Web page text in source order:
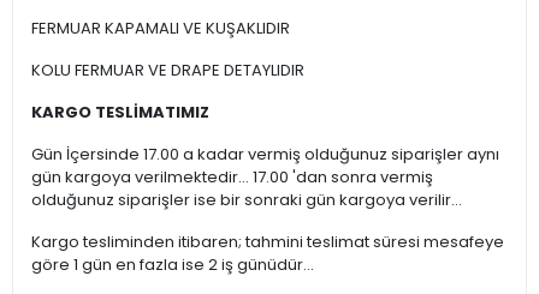
FERMUAR KAPAMALI VE KUŞAKLIDIR
KOLU FERMUAR VE DRAPE DETAYLIDIR
KARGO TESLİMATIMIZ
Gün İçersinde 17.00 a kadar vermiş olduğunuz siparişler aynı
gün kargoya verilmektedir... 17.00 'dan sonra vermiş
olduğunuz siparişler ise bir sonraki gün kargoya verilir...
Kargo tesliminden itibaren; tahmini teslimat süresi mesafeye
göre 1 gün en fazla ise 2 iş günüdür...